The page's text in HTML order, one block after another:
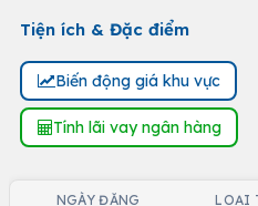
Tiện ích & Đặc điểm
Biến động giá khu vực
Tính lãi vay ngân hàng
NGÀY ĐĂNG LOẠI